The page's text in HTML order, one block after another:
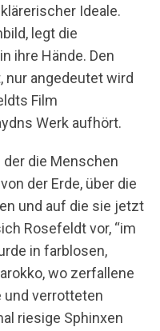
Ideale.
legt die
ihre Hände. Den
nur angedeutet wird
Film
Werk aufhört.
die Menschen
der Erde, über die
und auf die sie jetzt
Rosefeldt vor, “im
in farblosen,
wo zerfallene
und verrotteten
riesige Sphinxen